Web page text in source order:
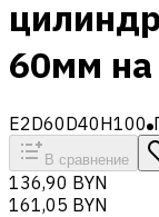
60мм
E2D60D40H100
В сравнение
136,90 BYN
161,05 BYN